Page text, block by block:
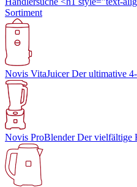
Sortiment
Novis VitaJuicerDer ultimative
Novis ProBlenderDer vielfältige